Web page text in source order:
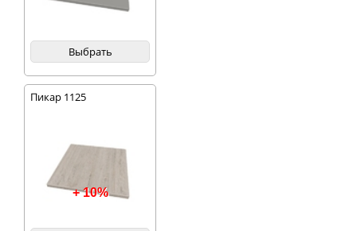
Выбрать
Пикар 1125
+ 10%